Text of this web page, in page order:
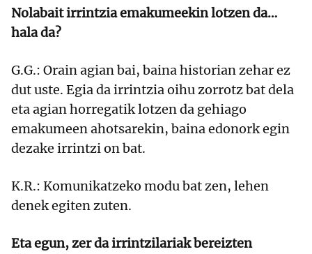
Nolabait irrintzia emakumeekin lotzen da…
hala da?
G.G.: Orain agian bai, baina historian zehar ez
dut uste. Egia da irrintzia oihu zorrotz bat dela
eta agian horregatik lotzen da gehiago
emakumeen ahotsarekin, baina edonork egin
dezake irrintzi on bat.
K.R.: Komunikatzeko modu bat zen, lehen
denek egiten zuten.
Eta egun, zer da irrintzilariak bereizten